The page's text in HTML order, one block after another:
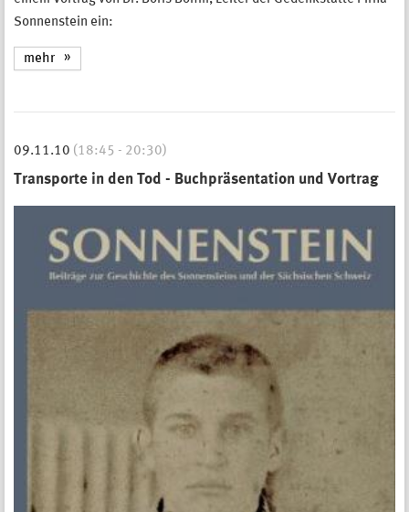
Sonnenstein ein:
mehr
09.11.10 (18:45 - 20:30)
Transporte in den Tod - Buchpräsentation und Vortrag